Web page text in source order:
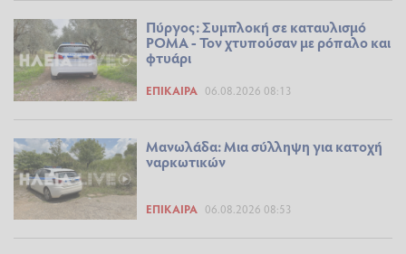
Πύργος: Συμπλοκή σε καταυλισμό
ΡΟΜΑ - Τον χτυπούσαν με ρόπαλο και
φτυάρι
ΕΠΊΚΑΙΡΑ 06.08.2026 08:13
Μανωλάδα: Μια σύλληψη για κατοχή
ναρκωτικών
ΕΠΊΚΑΙΡΑ 06.08.2026 08:53